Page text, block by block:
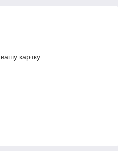
картку